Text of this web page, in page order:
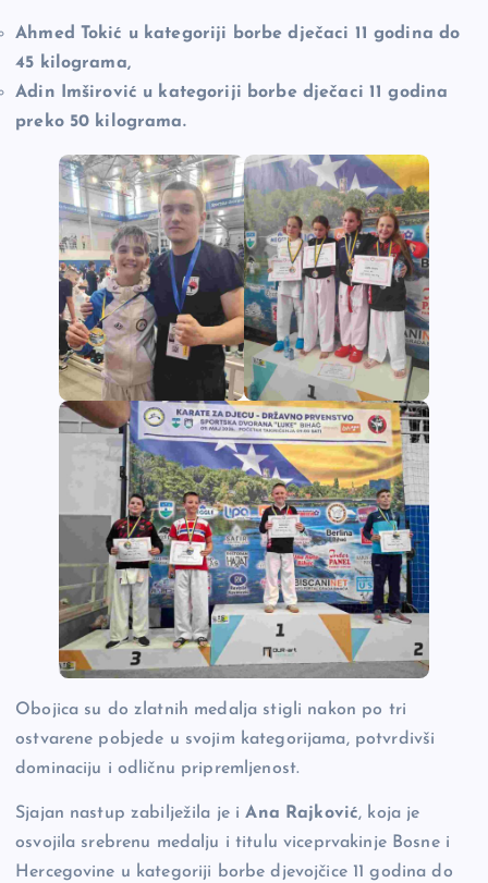
Ahmed Tokić u kategoriji borbe dječaci 11 godina do
45 kilograma,
Adin Imširović u kategoriji borbe dječaci 11 godina
preko 50 kilograma.
Obojica su do zlatnih medalja stigli nakon po tri
ostvarene pobjede u svojim kategorijama, potvrdivši
dominaciju i odličnu pripremljenost.
Sjajan nastup zabilježila je iAna Rajković, koja je
osvojila srebrenu medalju i titulu viceprvakinje Bosne i
Hercegovine u kategoriji borbe djevojčice 11 godina do